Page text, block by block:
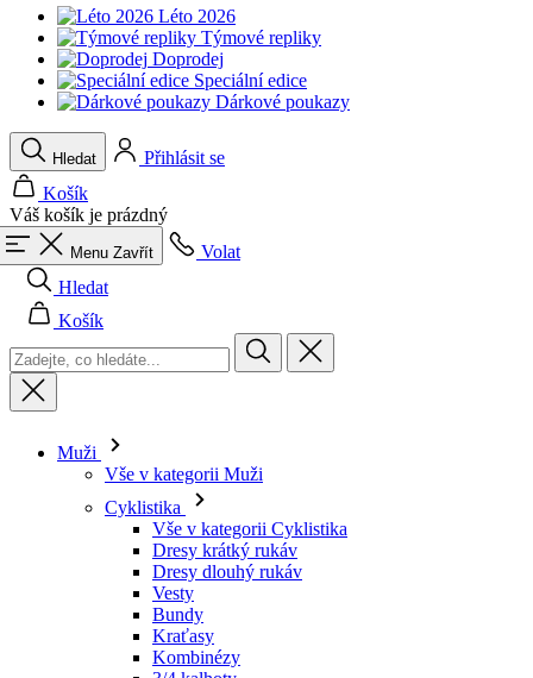
Léto 2026
Týmové repliky
Doprodej
Speciální edice
Dárkové poukazy
Hledat
Přihlásit se
Košík
Váš košík je prázdný
Menu Zavřít
Volat
Hledat
Košík
Muži
Vše v kategorii Muži
Cyklistika
Vše v kategorii Cyklistika
Dresy krátký rukáv
Dresy dlouhý rukáv
Vesty
Bundy
Kraťasy
Kombinézy